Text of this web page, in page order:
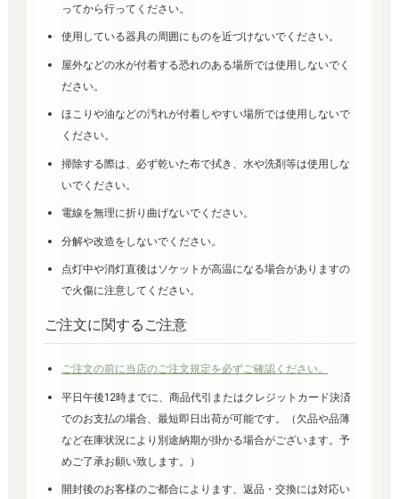
ってから行ってください。
使用している器具の周囲にものを近づけないでください。
屋外などの水が付着する恐れのある場所では使用しないでく
ださい。
ほこりや油などの汚れが付着しやすい場所では使用しないで
ください。
掃除する際は、必ず乾いた布で拭き、水や洗剤等は使用しな
いでください。
電線を無理に折り曲げないでください。
分解や改造をしないでください。
点灯中や消灯直後はソケットが高温になる場合がありますの
で火傷に注意してください。
ご注文に関するご注意
ご注文の前に当店のご注文規定を必ずご確認ください。
平日午後12時までに、商品代引またはクレジットカード決済
でのお支払の場合、最短即日出荷が可能です。（欠品や品薄
など在庫状況により別途納期が掛かる場合がございます。予
めご了承お願い致します。）
開封後のお客様のご都合によります、返品・交換には対応い